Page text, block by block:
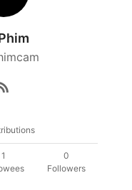
1
0
Followers